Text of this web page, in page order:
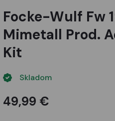
Focke-Wulf Fw
Mimetall Prod.
Kit
Skladom
49,99 €